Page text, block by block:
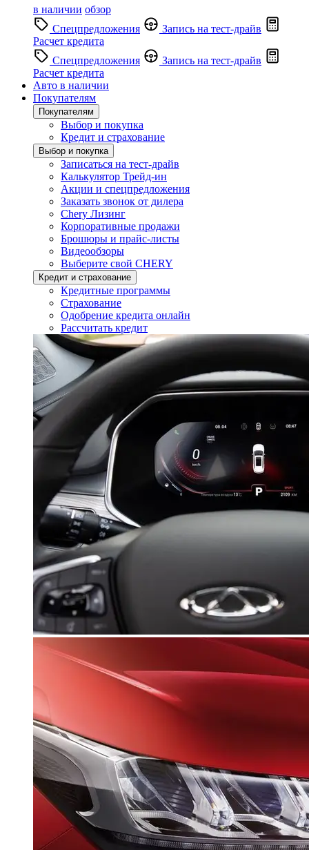
в наличии обзор
Спецпредложения
Запись на тест-драйв
Расчет кредита
Спецпредложения
Запись на тест-драйв
Расчет кредита
Авто в наличии
Покупателям
Покупателям
Выбор и покупка
Кредит и страхование
Выбор и покупка
Записаться на тест-драйв
Калькулятор Трейд-ин
Акции и спецпредложения
Заказать звонок от дилера
Chery Лизинг
Корпоративные продажи
Брошюры и прайс-листы
Видеообзоры
Выберите свой CHERY
Кредит и страхование
Кредитные программы
Страхование
Одобрение кредита онлайн
Рассчитать кредит